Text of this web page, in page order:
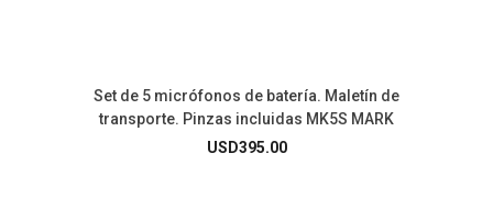
Set de 5 micrófonos de batería. Maletín de
transporte. Pinzas incluidas MK5S MARK
USD395.00